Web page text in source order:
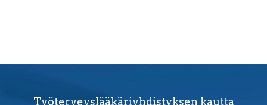
Työterveyslääkäriyhdistyksen kautta